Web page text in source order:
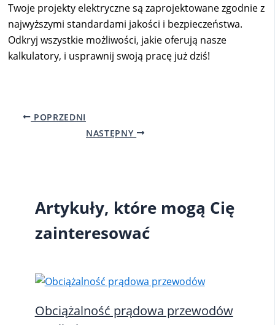
Twoje projekty elektryczne są zaprojektowane zgodnie z
najwyższymi standardami jakości i bezpieczeństwa.
Odkryj wszystkie możliwości, jakie oferują nasze
kalkulatory, i usprawnij swoją pracę już dziś!
POPRZEDNI
NASTĘPNY
Artykuły, które mogą Cię
zainteresować
Obciążalność prądowa przewodów